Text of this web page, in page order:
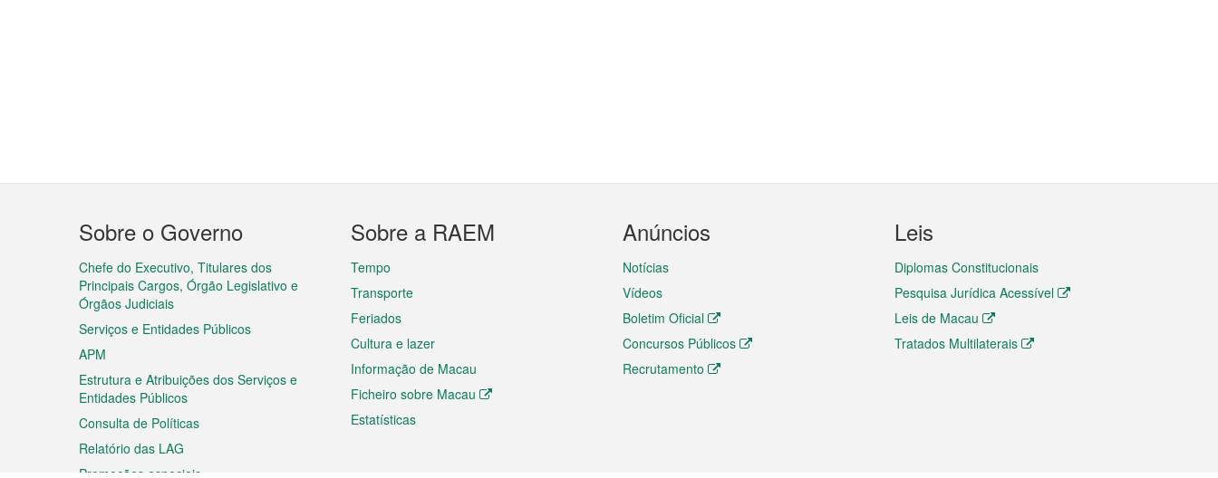
Menu
do
rodapé
Sobre o Governo
Chefe do Executivo, Titulares dos
Principais Cargos, Órgão Legislativo e
Órgãos Judiciais
Serviços e Entidades Públicos
APM
Estrutura e Atribuições dos Serviços e
Entidades Públicos
Consulta de Políticas
Relatório das LAG
Promoções especiais
Sobre a RAEM
Tempo
Transporte
Feriados
Cultura e lazer
Informação de Macau
Ficheiro sobre Macau
Estatísticas
Anúncios
Notícias
Vídeos
Boletim Oficial
Concursos Públicos
Recrutamento
Leis
Diplomas Constitucionais
Pesquisa Jurídica Acessível
Leis de Macau
Tratados Multilaterais